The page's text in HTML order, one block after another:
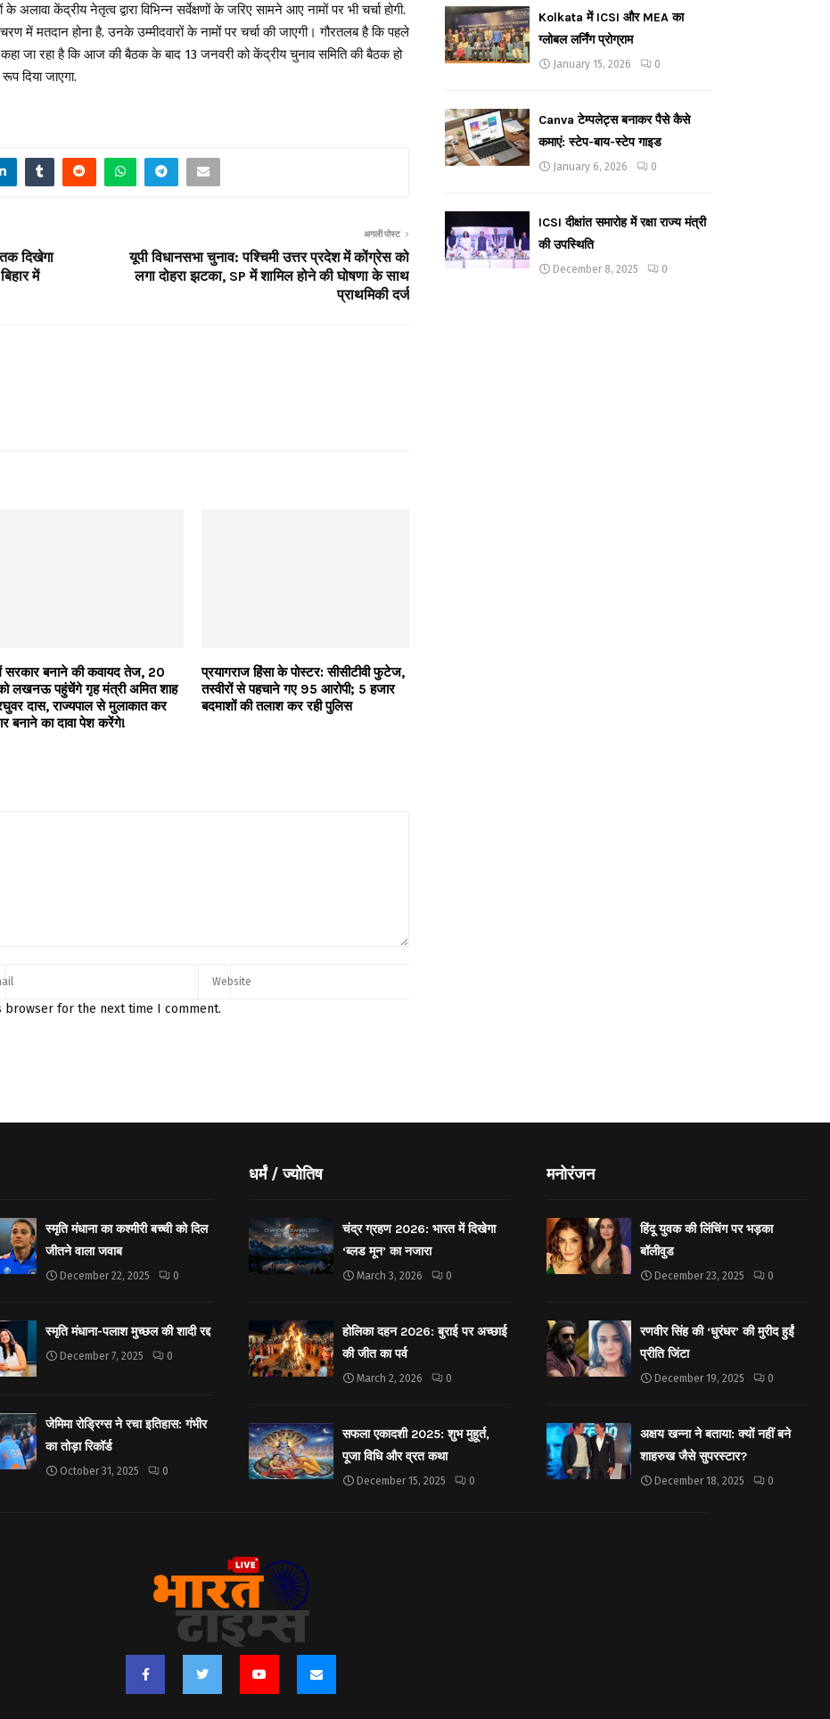
केंद्रीय नेतृत्व द्वारा विभिन्न सर्वेक्षणों के जरिए सामने आए नामों पर भी चर्चा होगी.
में मतदान होना है. उनके उम्मीदवारों के नामों पर चर्चा की जाएगी। गौरतलब है कि पहले
कहा जा रहा है कि आज की बैठक के बाद 13 जनवरी को केंद्रीय चुनाव समिति की बैठक हो
दिया जाएगा.
दिखेगा
में
अगली पोस्ट
यूपी विधानसभा चुनाव: पश्चिमी उत्तर प्रदेश में कोंग्रेस को
लगा दोहरा झटका, SP में शामिल होने की घोषणा के साथ
प्राथमिकी दर्ज
सरकार बनाने की कवायद तेज, 20
को लखनऊ पहुंचेंगे गृह मंत्री अमित शाह
दास, राज्यपाल से मुलाकात कर
बनाने का दावा पेश करेंगे!
प्रयागराज हिंसा के पोस्टर: सीसीटीवी फुटेज,
तस्वीरों से पहचाने गए 95 आरोपी; 5 हजार
बदमाशों की तलाश कर रही पुलिस
browser for the next time I comment.
Kolkata में ICSI और MEA का
ग्लोबल लर्निंग प्रोग्राम
January 15, 2026 0
Canva टेम्पलेट्स बनाकर पैसे कैसे
कमाएं: स्टेप-बाय-स्टेप गाइड
January 6, 2026 0
ICSI दीक्षांत समारोह में रक्षा राज्य मंत्री
की उपस्थिति
December 8, 2025 0
स्मृति मंधाना का कश्मीरी बच्ची को दिल
जीतने वाला जवाब
December 22, 2025 0
स्मृति मंधाना-पलाश मुच्छल की शादी रद्द
December 7, 2025 0
जेमिमा रोड्रिग्स ने रचा इतिहास: गंभीर
का तोड़ा रिकॉर्ड
October 31, 2025 0
धर्मं / ज्योतिष
चंद्र ग्रहण 2026: भारत में दिखेगा
‘ब्लड मून’ का नजारा
March 3, 2026 0
होलिका दहन 2026: बुराई पर अच्छाई
की जीत का पर्व
March 2, 2026 0
सफला एकादशी 2025: शुभ मुहूर्त,
पूजा विधि और व्रत कथा
December 15, 2025 0
मनोरंजन
हिंदू युवक की लिंचिंग पर भड़का
बॉलीवुड
December 23, 2025 0
रणवीर सिंह की ‘धुरंधर’ की मुरीद हुईं
प्रीति जिंटा
December 19, 2025 0
अक्षय खन्ना ने बताया: क्यों नहीं बने
शाहरुख जैसे सुपरस्टार?
December 18, 2025 0